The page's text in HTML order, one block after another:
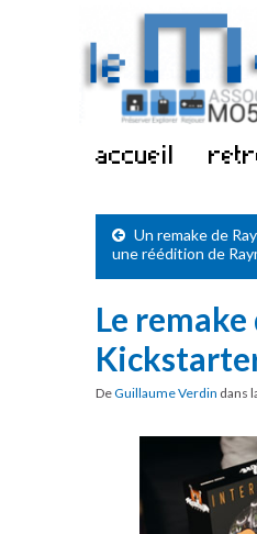
accueil
Un remake de
une réédition de
Le
DeGuillaume Verdin dans